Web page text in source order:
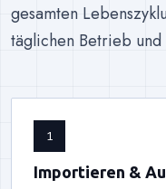
gesamten
täglichen Betrieb und
1
Importieren &